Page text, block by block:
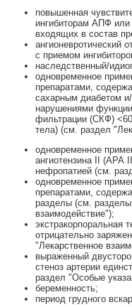
повышенная
ингибиторам АПФ
входящих в состав
ангионевротический
с приемом
наследственный/
одновременное
препаратами,
сахарным диабетом
нарушениями
фильтрации (СКФ)
тела) (см. раздел
одновременное
ангиотензина II (АРА
нефропатией (см.
одновременное
препаратами,
разделы (см.
взаимодействие");
экстракорпоральная
отрицательно
"Лекарственное
выраженный
стеноз артерии
раздел "Особые
беременность;
период грудного